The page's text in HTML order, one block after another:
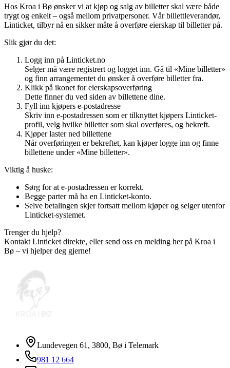
Hos Kroa i Bø ønsker vi at kjøp og salg av billetter skal være både
trygt og enkelt – også mellom privatpersoner. Vår billettleverandør,
Linticket, tilbyr nå en sikker måte å overføre eierskap til billetter på.
Slik gjør du det:
Logg inn på Linticket.no
Selger må være registrert og logget inn. Gå til «Mine billetter»
og finn arrangementet du ønsker å overføre billetter fra.
Klikk på ikonet for eierskapsoverføring
Dette finner du ved siden av billettene dine.
Fyll inn kjøpers e-postadresse
Skriv inn e-postadressen som er tilknyttet kjøpers Linticket-
profil, velg hvilke billetter som skal overføres, og bekreft.
Kjøper laster ned billettene
Når overføringen er bekreftet, kan kjøper logge inn og finne
billettene under «Mine billetter».
Viktig å huske:
Sørg for at e-postadressen er korrekt.
Begge parter må ha en Linticket-konto.
Selve betalingen skjer fortsatt mellom kjøper og selger utenfor
Linticket-systemet.
Trenger du hjelp?
Kontakt Linticket direkte, eller send oss en melding her på Kroa i
Bø – vi hjelper deg gjerne!
Lundevegen 61, 3800, Bø i Telemark
981 12 664